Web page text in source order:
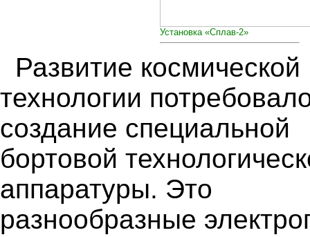
Установка «Сплав-2»
Развитие космической
технологии
создание специальной
бортовой
аппаратуры. Это
разнообразные